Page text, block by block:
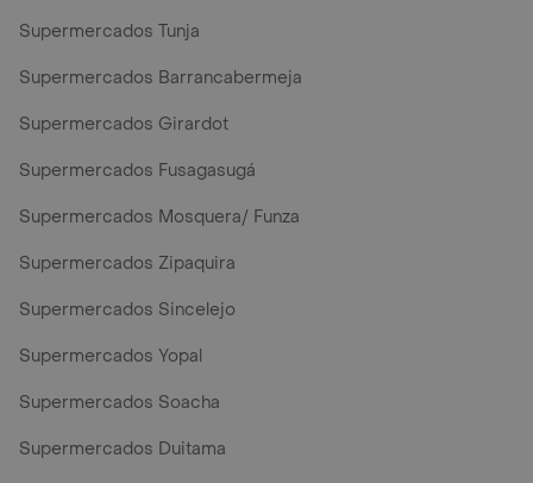
Supermercados Tunja
Supermercados Barrancabermeja
Supermercados Girardot
Supermercados Fusagasugá
Supermercados Mosquera/ Funza
Supermercados Zipaquira
Supermercados Sincelejo
Supermercados Yopal
Supermercados Soacha
Supermercados Duitama